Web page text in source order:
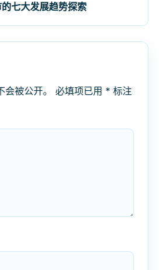
七大发展趋势探索
被公开。 必填项已用 * 标注